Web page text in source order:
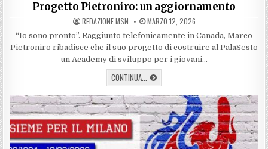
Progetto Pietroniro: un aggiornamento
AUTHOR:
REDAZIONE MSN PUBLISHED
DATE:
MARZO 12, 2026
“Io sono pronto”. Raggiunto telefonicamente in Canada, Marco
Pietroniro ribadisce che il suo progetto di costruire al PalaSesto
un Academy di sviluppo per i giovani…
CONTINUA... PROGETTO
PIETRONIRO:
AGGIORNAMENTO